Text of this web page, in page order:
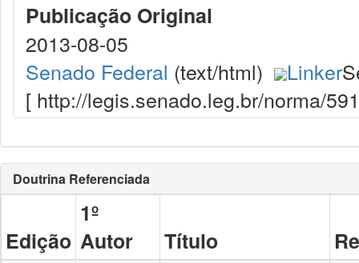
Publicação Original
2013-08-05
Senado Federal (text/html) Linker
[ http://legis.senado.leg.br/norma/
Doutrina Referenciada
Edição
1º
Autor
Título